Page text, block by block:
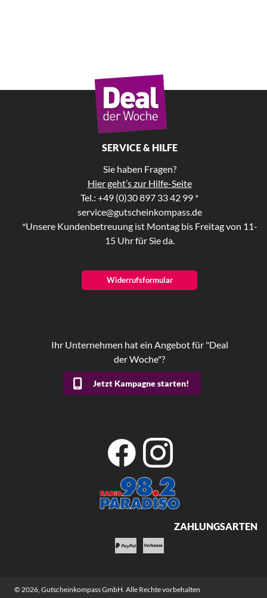
SERVICE & HILFE
Sie haben Fragen?
Hier geht’s zur Hilfe-Seite
Tel.: +49 (0)30 897 33 42 99 *
service@gutscheinkompass.de
*Unsere Kundenbetreuung ist Montag bis Freitag von 11-
15 Uhr für Sie da.
Widerrufsformular
Ihr Unternehmen hat ein Angebot für "Deal
der Woche"?
Jetzt Kampagne starten!
ZAHLUNGSARTEN
© 2026, Gutscheinkompass GmbH. Alle Rechte vorbehalten